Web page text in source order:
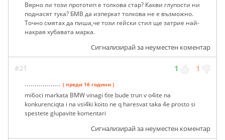
Вярно ли този прототип е толкова стар? Какви глупости ни
поднасят тука? БМВ да изперкат толкова не е възможно.
Точно смятах да пиша,че този гейски стил ще затрие най-
накрая хубавата марка.
Сигнализирай за неуместен коментар
#21 1 1
.................. ( преди 16 години )
mi6oci markata BMW vinagi 6te bude trun v o4ite na
konkurenciqta i na vsi4ki koito ne q haresvat taka 4e prosto si
spestete glupavite komentari
Сигнализирай за неуместен коментар